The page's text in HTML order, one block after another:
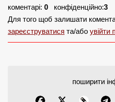
коментарі: 0 конфіденційно:3
Для того щоб залишати
зареєструватися та/або увійти
поширити